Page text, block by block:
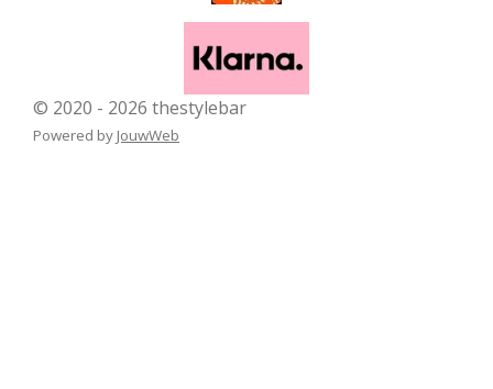
© 2020 - 2026 thestylebar
Powered by JouwWeb